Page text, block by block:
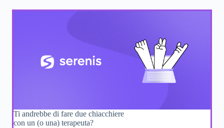
Ti andrebbe di fare due chiacchiere
con un (o una) terapeuta?